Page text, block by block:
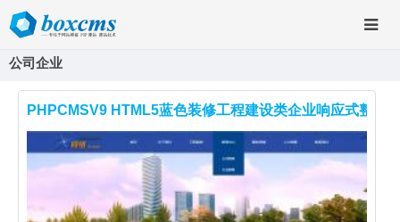
公司企业
PHPCMSV9 HTML5蓝色装修工程建设类企业响应式整站